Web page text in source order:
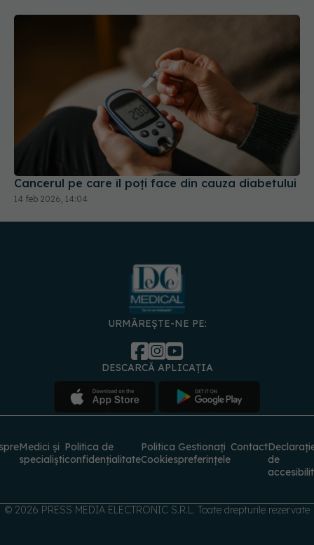
Cancerul pe care îl poți face din cauza diabetului
14 feb 2026, 14:04
URMĂREȘTE-NE PE:
DESCARCĂ APLICAȚIA
Medici și
specialiști
Politica de
confidențialitate
Politica
Cookies
Gestionați
preferințele
Contact
de
© 2026 PRESS MEDIA ELECTRONIC S.R.L. Toate drepturile rezervate